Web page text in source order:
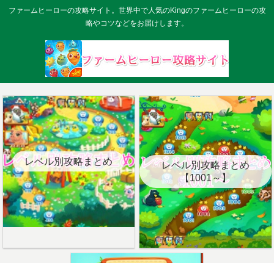
ファームヒーローの攻略サイト。世界中で人気のKingのファームヒーローの攻
略やコツなどをお届けします。
レベル別攻略まとめ
レベル別攻略まとめ
【1001～】